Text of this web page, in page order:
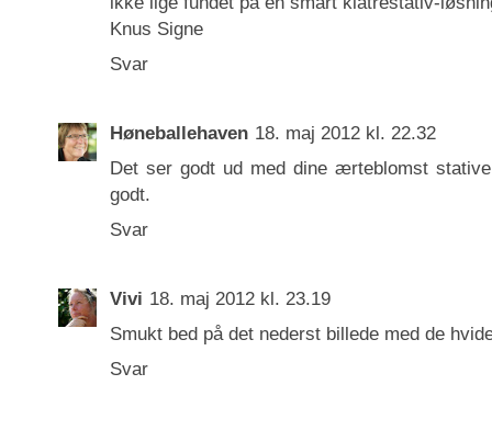
Knus Signe
Svar
Høneballehaven 18. maj 2012 kl. 22.32
Det ser godt ud med dine ærteblomst
godt.
Svar
Vivi 18. maj 2012 kl. 23.19
Smukt bed på det nederst billede med de
Svar